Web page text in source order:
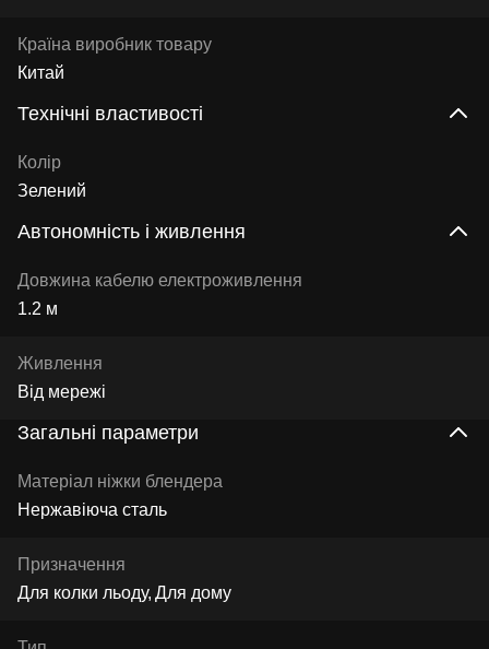
Країна виробник товару
Китай
Технічні властивості
Колір
Зелений
Автономність і живлення
Довжина кабелю електроживлення
1.2 м
Живлення
Від мережі
Загальні параметри
Матеріал ніжки блендера
Нержавіюча сталь
Призначення
Для колки льоду Для дому